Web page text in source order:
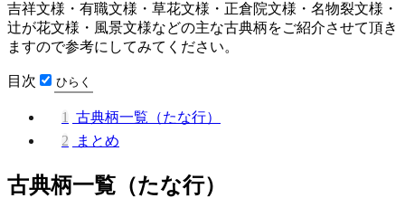
吉祥文様・有職文様・草花文様・正倉院文様・名物裂文様・
辻が花文様・風景文様などの主な古典柄をご紹介させて頂き
ますので参考にしてみてください。
目次
1
古典柄一覧（たな行）
2
まとめ
古典柄一覧（たな行）